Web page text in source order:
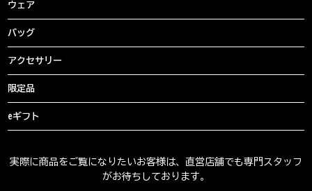
ウェア
バッグ
アクセサリー
限定品
eギフト
実際に商品をご覧になりたいお客様は、直営店舗でも専門スタッフ
がお待ちしております。